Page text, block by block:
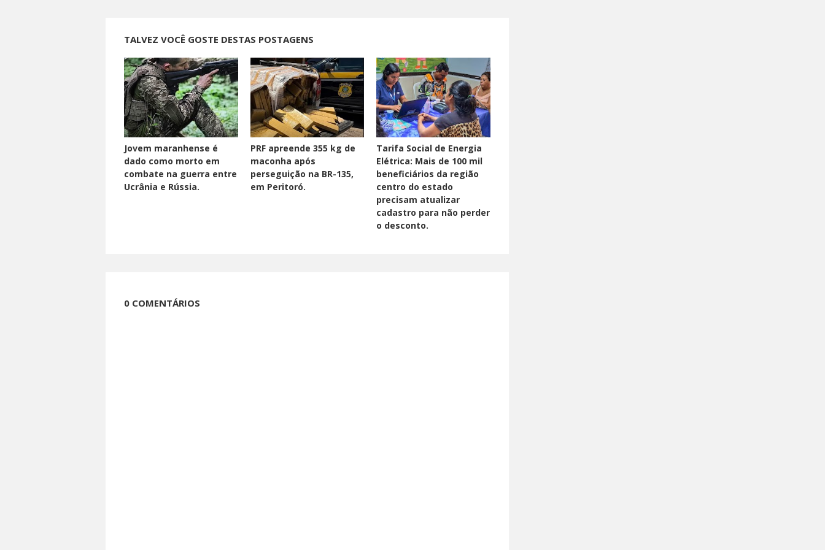
TALVEZ VOCÊ GOSTE DESTAS POSTAGENS
Jovem maranhense é
dado como morto em
combate na guerra entre
Ucrânia e Rússia.
PRF apreende 355 kg de
maconha após
perseguição na BR-135,
em Peritoró.
Tarifa Social de Energia
Elétrica: Mais de 100 mil
beneficiários da região
centro do estado
precisam atualizar
cadastro para não perder
o desconto.
0 COMENTÁRIOS